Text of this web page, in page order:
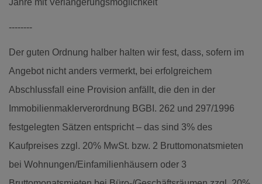
--------
Der guten Ordnung halber halten wir fest, dass, sofern im
Angebot nicht anders vermerkt, bei erfolgreichem
Abschlussfall eine Provision anfällt, die den in der
Immobilienmaklerverordnung BGBI. 262 und 297/1996
festgelegten Sätzen entspricht – das sind 3% des
Kaufpreises zzgl. 20% MwSt. bzw. 2 Bruttomonatsmieten
bei Wohnungen/Einfamilienhäusern oder 3